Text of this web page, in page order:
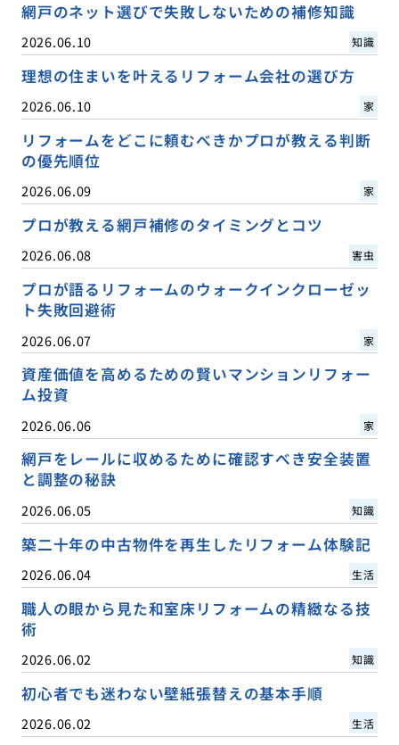
網戸のネット選びで失敗しないための補修知識
2026.06.10 知識
理想の住まいを叶えるリフォーム会社の選び方
2026.06.10 家
リフォームをどこに頼むべきかプロが教える判断
の優先順位
2026.06.09 家
プロが教える網戸補修のタイミングとコツ
2026.06.08 害虫
プロが語るリフォームのウォークインクローゼッ
ト失敗回避術
2026.06.07 家
資産価値を高めるための賢いマンションリフォー
ム投資
2026.06.06 家
網戸をレールに収めるために確認すべき安全装置
と調整の秘訣
2026.06.05 知識
築二十年の中古物件を再生したリフォーム体験記
2026.06.04 生活
職人の眼から見た和室床リフォームの精緻なる技
術
2026.06.02 知識
初心者でも迷わない壁紙張替えの基本手順
2026.06.02 生活